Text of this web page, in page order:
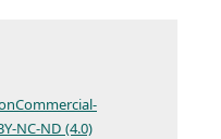
NC-ND (4.0)